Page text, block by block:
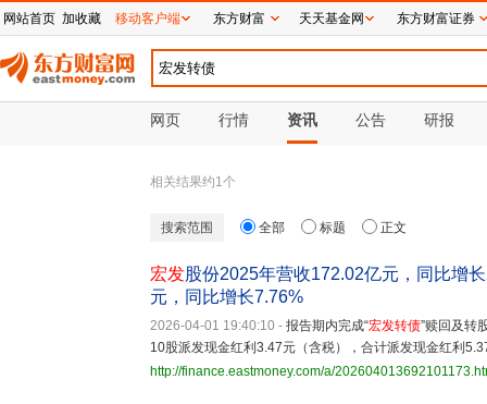
网页 行情 资讯 公告 研报
相关结果约1个
搜索范围 全部 标题 正文
宏发股份2025年营收172.02亿元，同比增
元，同比增长7.76%
2026-04-01 19:40:10 - 报告期内完成“宏发转债”赎回及
10股派发现金红利3.47元（含税），合计派发现金红利
http://finance.eastmoney.com/a/
网站首页 加收藏 移动客户端 东方财富 天天基金网 东方财富证券